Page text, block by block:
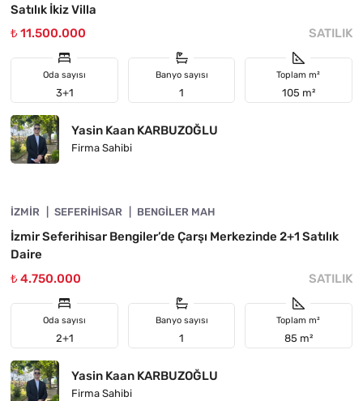
Satılık İkiz Villa
₺ 11.500.000
SATILIK
Oda sayısı
3+1
Banyo sayısı
1
Toplam m²
105 m²
Yasin Kaan KARBUZOĞLU
Firma Sahibi
ÖNE ÇIKAN
İZMIR SEFERIHISAR BENGILER MAH
İzmir Seferihisar Bengiler’de Çarşı Merkezinde 2+1 Satılık
Daire
₺ 4.750.000
SATILIK
Oda sayısı
2+1
Banyo sayısı
1
Toplam m²
85 m²
Yasin Kaan KARBUZOĞLU
Firma Sahibi